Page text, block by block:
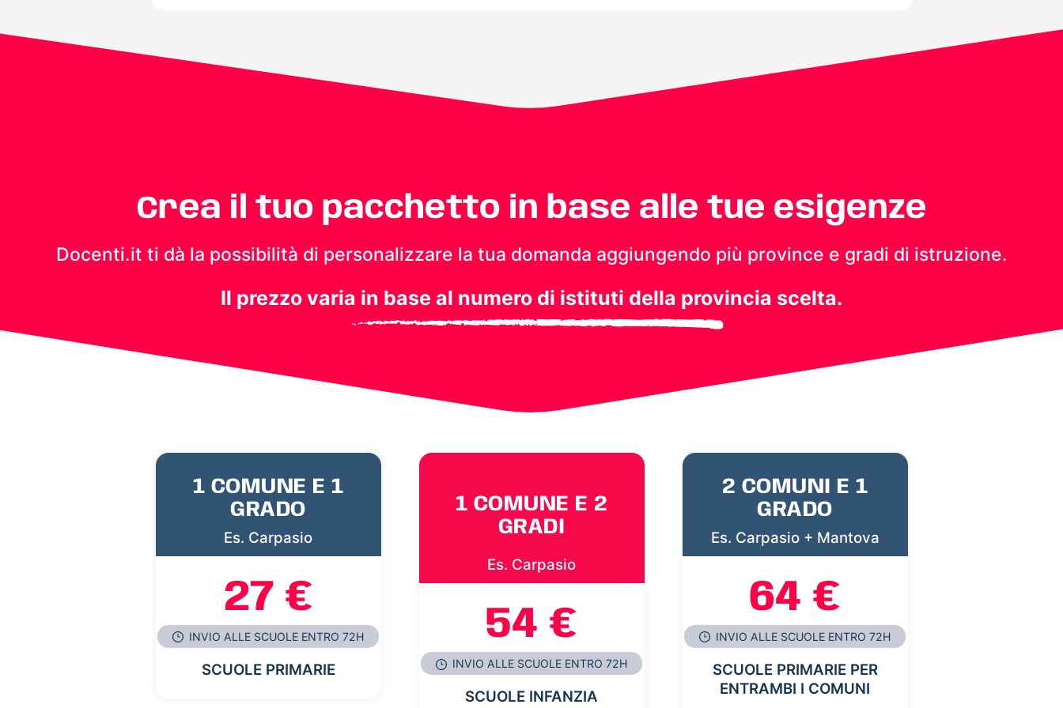
Crea il tuo pacchetto in base alle tue esigenze
Docenti.it ti dà la possibilità di personalizzare la tua domanda aggiungendo più province e gradi di istruzione.
Il prezzo varia in base al numero di istituti della provincia scelta.
1 COMUNE E 1
GRADO
Es. Carpasio
27 €
INVIO ALLE SCUOLE ENTRO 72H
SCUOLE PRIMARIE
1 COMUNE E 2
GRADI
Es. Carpasio
54 €
INVIO ALLE SCUOLE ENTRO 72H
SCUOLE INFANZIA
2 COMUNI E 1
GRADO
Es. Carpasio + Mantova
64 €
INVIO ALLE SCUOLE ENTRO 72H
SCUOLE PRIMARIE PER
ENTRAMBI I COMUNI